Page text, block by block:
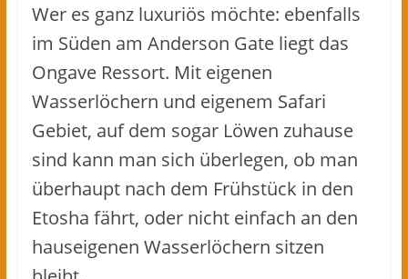
Wer es ganz luxuriös möchte: ebenfalls
im Süden am Anderson Gate liegt das
Ongave Ressort. Mit eigenen
Wasserlöchern und eigenem Safari
Gebiet, auf dem sogar Löwen zuhause
sind kann man sich überlegen, ob man
überhaupt nach dem Frühstück in den
Etosha fährt, oder nicht einfach an den
hauseigenen Wasserlöchern sitzen